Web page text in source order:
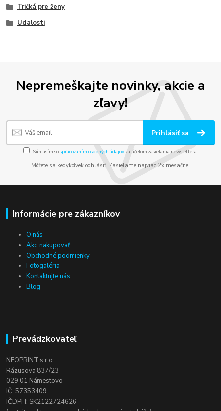
Tričká pre ženy
Udalosti
Nepremeškajte novinky, akcie a
zľavy!
Prihlásiť sa
Súhlasím sospracovaním osobných údajov za účelom zasielania newslettera.
Môžete sa kedykoľvek odhlásiť. Zasielame najviac 2x mesačne.
Informácie pre zákazníkov
O nás
Ako nakupovať
Obchodné podmienky
Fotogaléria
Kontaktujte nás
Blog
Prevádzkovateľ
NEOPRINT s.r.o.
Rázusova 837/23
029 01 Námestovo
IČ: 57353409
IČDPH: SK2122724626